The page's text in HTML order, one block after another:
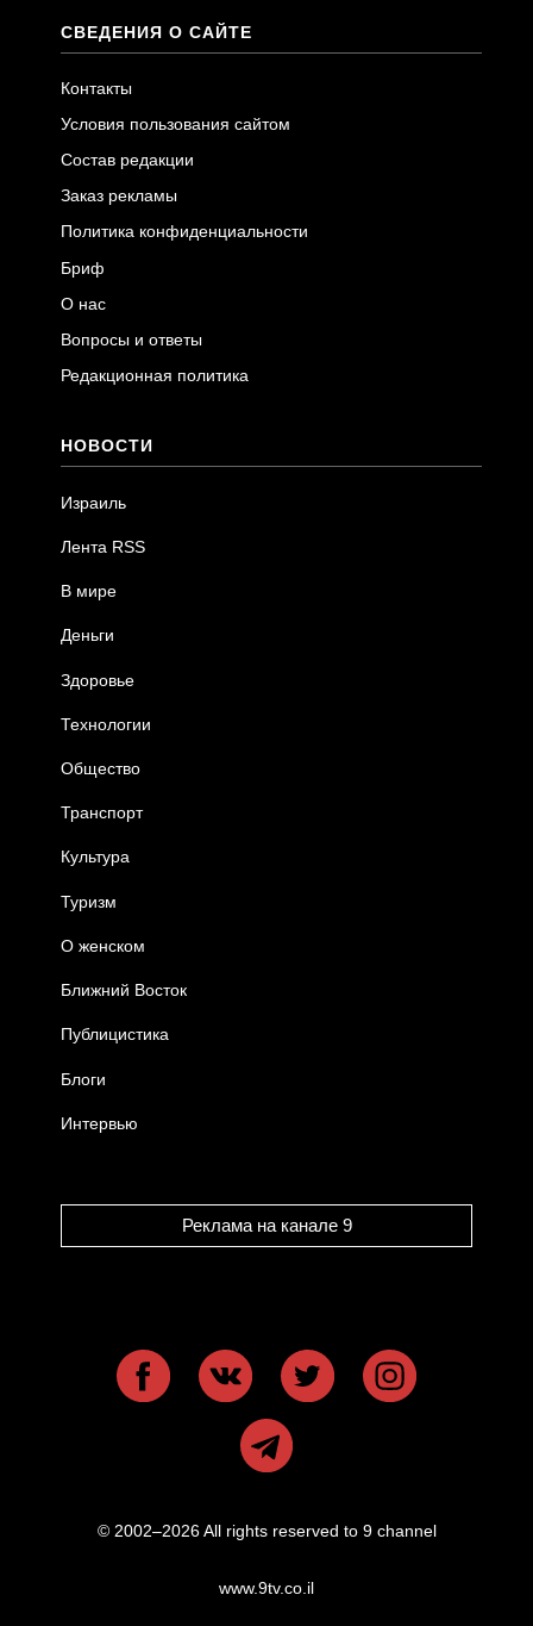
СВЕДЕНИЯ О САЙТЕ
Контакты
Условия пользования сайтом
Состав редакции
Заказ рекламы
Политика конфиденциальности
Бриф
О нас
Вопросы и ответы
Редакционная политика
НОВОСТИ
Израиль
Лента RSS
В мире
Деньги
Здоровье
Технологии
Общество
Транспорт
Культура
Туризм
О женском
Ближний Восток
Публицистика
Блоги
Интервью
Реклама на канале 9
© 2002–2026 All rights reserved to 9 channel
www.9tv.co.il